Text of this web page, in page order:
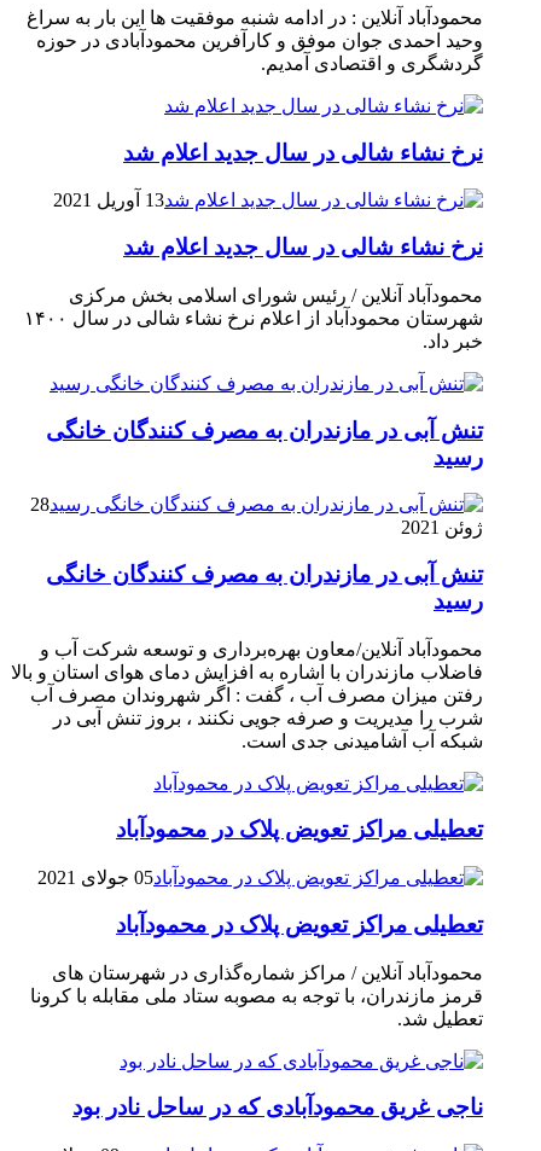
محمودآباد آنلاین : در ادامه شنبه موفقیت ها این بار به سراغ
وحید احمدی جوان موفق و کارآفرین محمودآبادی در حوزه
گردشگری و اقتصادی آمدیم.
نرخ نشاء شالی در سال جدید اعلام شد
13 آوریل 2021
نرخ نشاء شالی در سال جدید اعلام شد
محمودآباد آنلاین / رئیس شورای اسلامی بخش مرکزی
شهرستان محمودآباد از اعلام نرخ نشاء شالی در سال ۱۴۰۰
خبر داد.
تنش آبی در مازندران به مصرف كنندگان خانگی
رسيد
28
ژوئن 2021
تنش آبی در مازندران به مصرف كنندگان خانگی
رسيد
محمودآباد آنلاین/معاون بهره‌برداری و توسعه شرکت آب و
فاضلاب مازندران با اشاره به افزایش دمای هوای استان و بالا
رفتن میزان مصرف آب ، گفت : اگر شهروندان مصرف آب
شرب را مدیریت و صرفه جویی نکنند ، بروز تنش آبی در
شبکه آب آشامیدنی جدی است.
تعطیلی مراکز تعویض پلاک در محمودآباد
05 جولای 2021
تعطیلی مراکز تعویض پلاک در محمودآباد
محمودآباد آنلاین / مراکز شماره‌گذاری در شهر‌ستان های
قرمز مازندران، با توجه به مصوبه ستاد ملی مقابله با کرونا
تعطیل شد.
ناجی غریق محمودآبادی که در ساحل نادر بود